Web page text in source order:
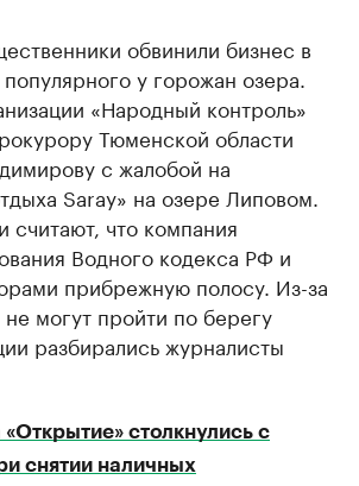
обвинили бизнес в
у горожан озера.
«Народный контроль»
Тюменской области
с жалобой на
Saray» на озере Липовом.
считают, что компания
Водного кодекса РФ и
прибрежную полосу. Из-за
могут пройти по берегу
разбирались журналисты
столкнулись с
снятии наличных